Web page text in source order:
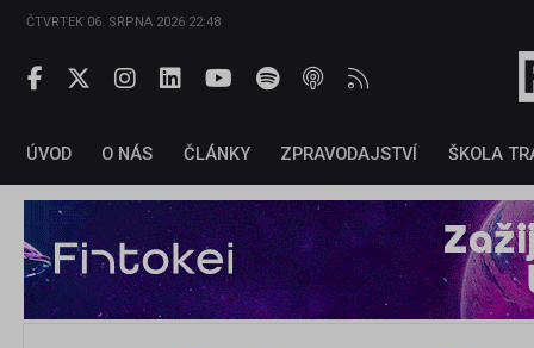
ČTVRTEK 06. SRPNA 2026 22:48
ÚVOD O NÁS ČLÁNKY ZPRAVODAJSTVÍ ŠKOLA